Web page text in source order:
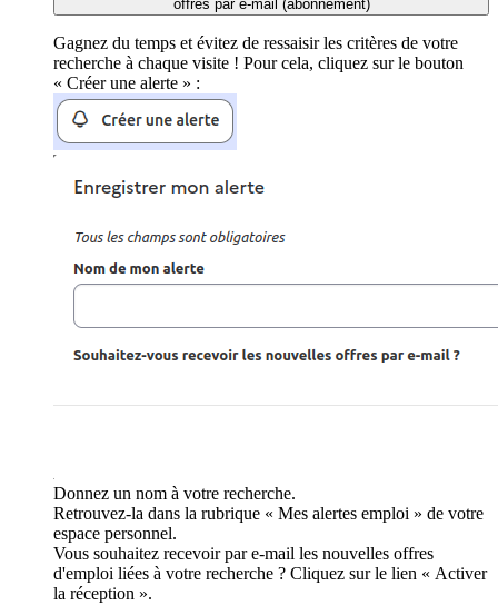
offres par e-mail (abonnement)
Gagnez du temps et évitez de ressaisir les critères de votre
recherche à chaque visite ! Pour cela, cliquez sur le bouton
« Créer une alerte » :
Donnez un nom à votre recherche.
Retrouvez-la dans la rubrique « Mes alertes emploi » de votre
espace personnel.
Vous souhaitez recevoir par e-mail les nouvelles offres
d'emploi liées à votre recherche ? Cliquez sur le lien « Activer
la réception ».